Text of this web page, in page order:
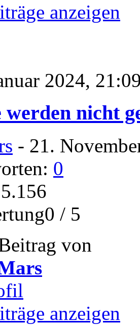
anzeigen
2024,
nicht
- 21.
0
/ 5
von
anzeigen